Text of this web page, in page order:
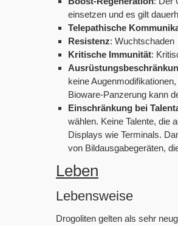
einsetzen und es gilt
Telepathische
Resistenz: Wuchtschaden
Kritische Immunität:
keine
Bioware-Panzerung kann
Einschränkung bei
wählen. Keine Talente, die
Displays wie Terminals.
von Bildausgabegeräten,
Leben
Lebensweise
Drogoliten gelten als sehr